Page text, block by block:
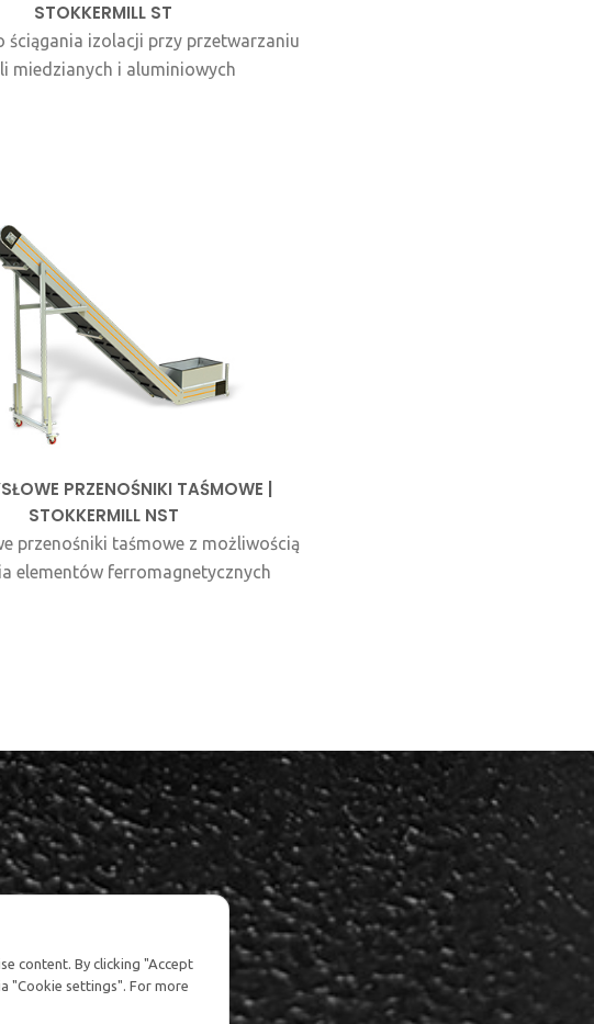
STOKKERMILL ST
ściągania izolacji przy przetwarzaniu
miedzianych i aluminiowych
PRZENOŚNIKI TAŚMOWE |
STOKKERMILL NST
przenośniki taśmowe z możliwością
elementów ferromagnetycznych
content. By clicking "Accept
"Cookie settings". For more